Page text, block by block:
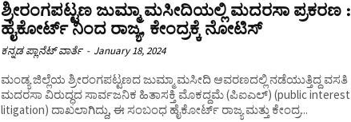
ಶ್ರೀರಂಗಪಟ್ಟಣ ಜುಮ್ಮಾ ಮಸೀದಿಯಲ್ಲಿ ಮದರಸಾ ಪ್ರಕರಣ :
ಹೈಕೋರ್ಟ್ ನಿಂದ ರಾಜ್ಯ, ಕೇಂದ್ರಕ್ಕೆ ನೋಟಿಸ್
ಕನ್ನಡ ಪ್ಲಾನೆಟ್ ವಾರ್ತೆ - January 18, 2024
ಮಂಡ್ಯ ಜಿಲ್ಲೆಯ ಶ್ರೀರಂಗಪಟ್ಟಣದ ಜುಮ್ಮಾ ಮಸೀದಿ ಆವರಣದಲ್ಲಿ ನಡೆಯುತ್ತಿದ್ದ ವಸತಿ
ಮದರಸಾ ವಿರುದ್ಧದ ಸಾರ್ವಜನಿಕ ಹಿತಾಸಕ್ತಿ ಮೊಕದ್ದಮೆ (ಪಿಐಎಲ್) (public interest
litigation) ದಾಖಲಾಗಿದ್ದು, ಈ ಸಂಬಂಧ ಹೈಕೋರ್ಟ್ ರಾಜ್ಯ ಮತ್ತು ಕೇಂದ್ರ...